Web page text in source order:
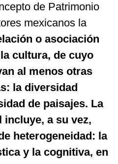
de Patrimonio
mexicanos la
o asociación
cultura, de cuyo
al menos otras
la diversidad
de paisajes. La
a su vez,
heterogeneidad: la
y la cognitiva, en